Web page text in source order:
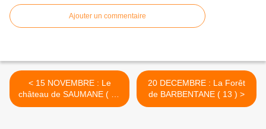
Ajouter un commentaire
< 15 NOVEMBRE : Le
château de SAUMANE ( 84
)
20 DECEMBRE : La Forêt
de BARBENTANE ( 13 ) >